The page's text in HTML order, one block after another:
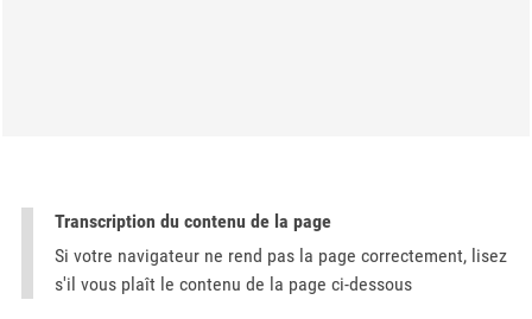
Transcription du contenu de la page
Si votre navigateur ne rend pas la page correctement, lisez
s'il vous plaît le contenu de la page ci-dessous